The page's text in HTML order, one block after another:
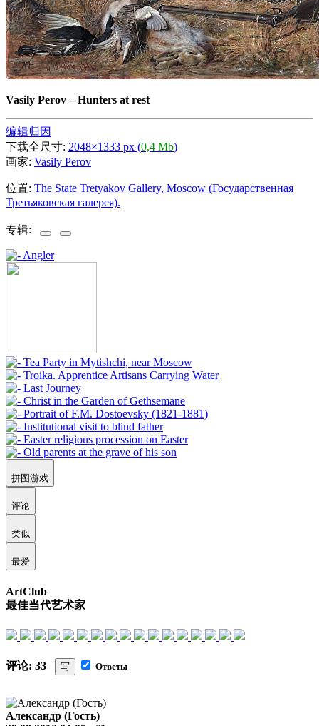
Vasily Perov–Hunters at rest
编辑归因
下载全尺寸: 2048×1333 px (0,4 Mb)
画家: Vasily Perov
位置: The State Tretyakov Gallery, Moscow (Государственная
Третьяковская галерея).
专辑:
拼图游戏
评论
类似
最爱
ArtClub
最佳当代艺术家
评论: 33 写 Ответы
Александр (Гость)